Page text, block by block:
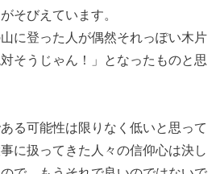
そびえています。
に登った人が偶然それっぽい木片
そうじゃん！」となったものと思
る可能性は限りなく低いと思って
に扱ってきた人々の信仰心は決し